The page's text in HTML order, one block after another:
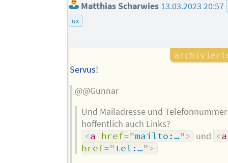
Matthias Scharwies 13.03.2023 20:57
ux
Servus!
@@Gunnar
Und Mailadresse und
hoffentlich auch Links?
<a href="mailto:…"> und <a
href="tel:…">